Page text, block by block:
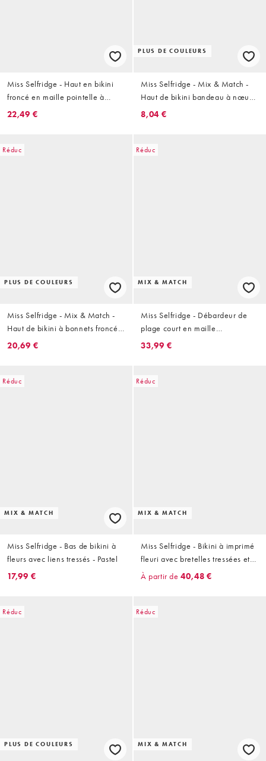
Miss Selfridge - Haut en bikini
froncé en maille pointelle à
volants - Rose
22,49 €
PLUS DE COULEURS
Miss Selfridge - Mix & Match -
Haut de bikini bandeau à nœud
devant - Moka
8,04 €
Réduc
PLUS DE COULEURS
Miss Selfridge - Mix & Match -
Haut de bikini à bonnets froncés
- Noir
20,69 €
Réduc
MIX & MATCH
Miss Selfridge - Débardeur de
plage court en maille
transparente brodée de qualité
33,99 €
Réduc
MIX & MATCH
Miss Selfridge - Bas de bikini à
fleurs avec liens tressés - Pastel
17,99 €
Réduc
MIX & MATCH
Miss Selfridge - Bikini à imprimé
fleuri avec bretelles tressées et
nouées - Pastel
À partir de 40,48 €
Réduc
PLUS DE COULEURS
Réduc
MIX & MATCH